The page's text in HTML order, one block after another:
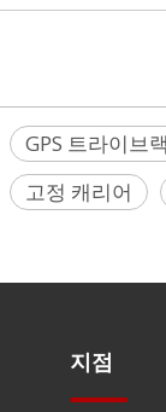
GPS 트라이브랙
고정 캐리어
지점